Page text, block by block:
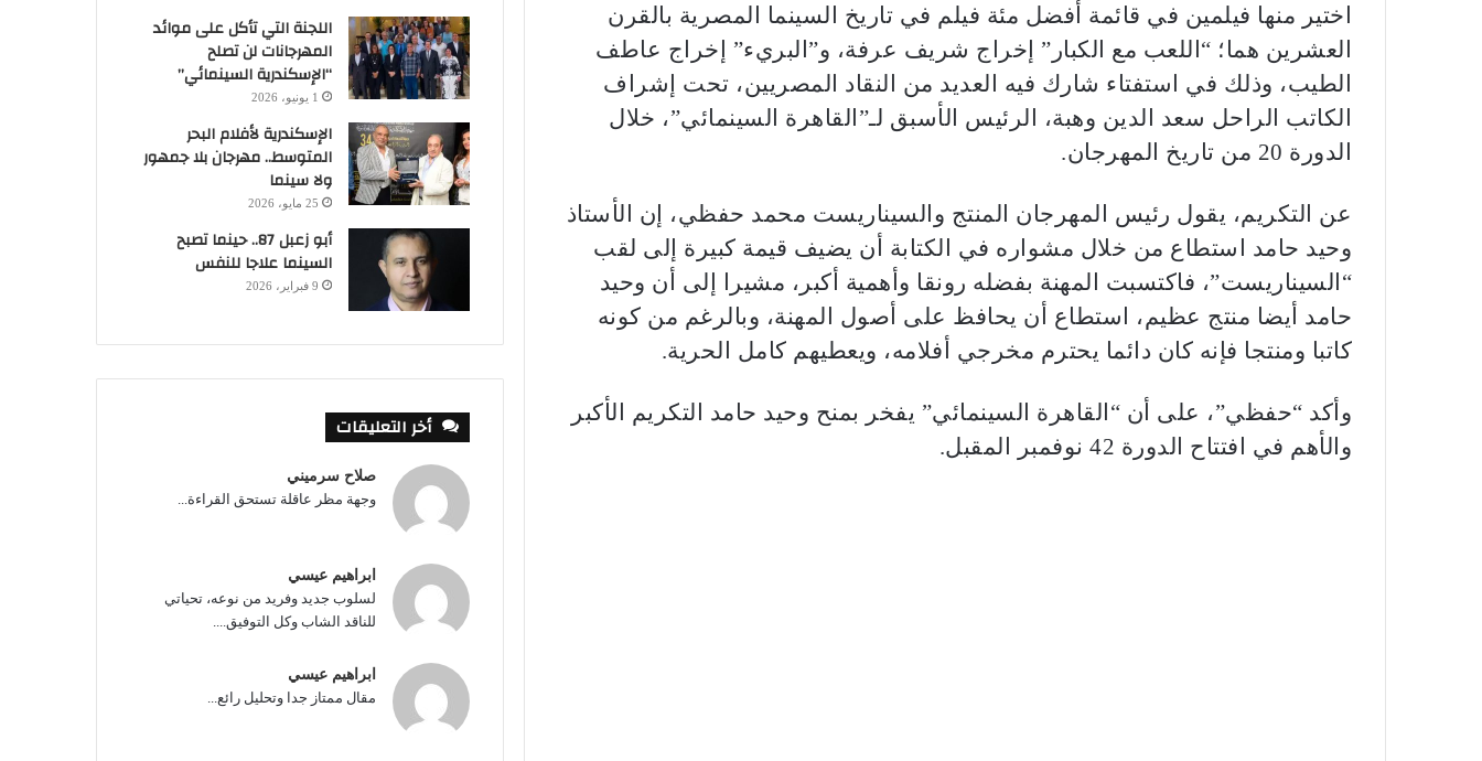
اختير منها فيلمين في قائمة أفضل مئة فيلم في تاريخ السينما المصرية بالقرن
العشرين هما؛ “اللعب مع الكبار” إخراج شريف عرفة، و”البريء” إخراج عاطف
الطيب، وذلك في استفتاء شارك فيه العديد من النقاد المصريين، تحت إشراف
الكاتب الراحل سعد الدين وهبة، الرئيس الأسبق لـ”القاهرة السينمائي”، خلال
الدورة 20 من تاريخ المهرجان.
عن التكريم، يقول رئيس المهرجان المنتج والسيناريست محمد حفظي، إن الأستاذ
وحيد حامد استطاع من خلال مشواره في الكتابة أن يضيف قيمة كبيرة إلى لقب
“السيناريست”، فاكتسبت المهنة بفضله رونقا وأهمية أكبر، مشيرا إلى أن وحيد
حامد أيضا منتج عظيم، استطاع أن يحافظ على أصول المهنة، وبالرغم من كونه
كاتبا ومنتجا فإنه كان دائما يحترم مخرجي أفلامه، ويعطيهم كامل الحرية.
وأكد “حفظي”، على أن “القاهرة السينمائي” يفخر بمنح وحيد حامد التكريم الأكبر
والأهم في افتتاح الدورة 42 نوفمبر المقبل.
اللجنة التي تأكل على موائد
المهرجانات لن تصلح
“الإسكندرية السينمائي”
1 يونيو، 2026
الإسكندرية لأفلام البحر
المتوسط.. مهرجان بلا جمهور
ولا سينما
25 مايو، 2026
أبو زعبل 87.. حينما تصبح
السينما علاجا للنفس
9 فبراير، 2026
أخر التعليقات
صلاح سرميني
وجهة مظر عاقلة تستحق القراءة...
ابراهيم عيسي
لسلوب جديد وفريد من نوعه، تحياتي
للناقد الشاب وكل التوفيق....
ابراهيم عيسي
مقال ممتاز جدا وتحليل رائع...